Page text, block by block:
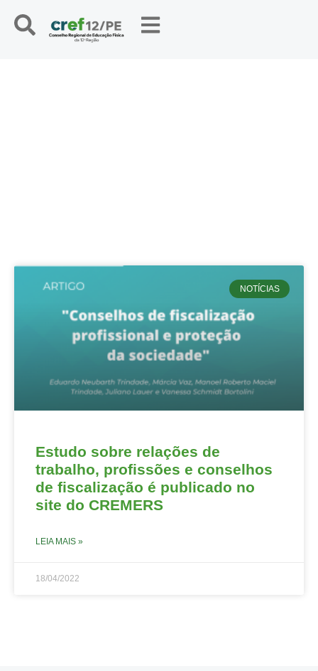
NOTÍCIAS
Estudo sobre relações de
trabalho, profissões e conselhos
de fiscalização é publicado no
site do CREMERS
LEIA MAIS »
18/04/2022